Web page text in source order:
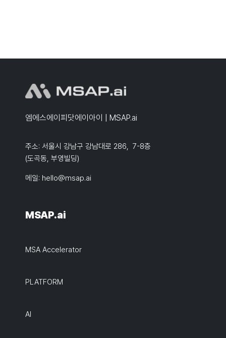
엠에스에이피닷에이아이 | MSAP.ai
주소: 서울시 강남구 강남대로 286, 7-8층
(도곡동, 부영빌딩)
메일: hello@msap.ai
MSAP.ai
MSA Accelerator
PLATFORM
AI